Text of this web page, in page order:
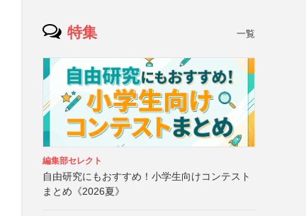
特集 一覧
編集部セレクト
自由研究にもおすすめ！小学生向けコンテスト
まとめ《2026夏》